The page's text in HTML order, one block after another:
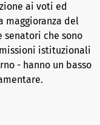
ai voti ed
maggioranza del
senatori che sono
istituzionali
- hanno un basso